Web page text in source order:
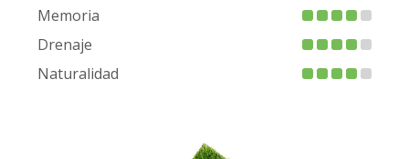
Memoria
Drenaje
Naturalidad